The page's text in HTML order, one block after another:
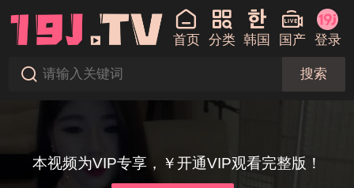
首页 分类 韩国 国产 登录
搜索
本视频为VIP专享，￥开通VIP观看完整版！